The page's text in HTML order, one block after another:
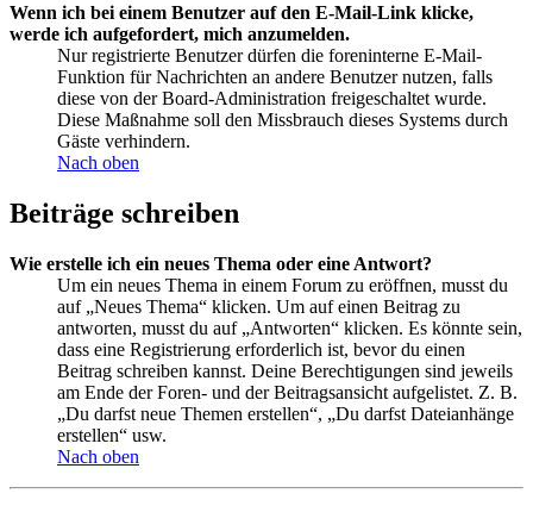
Wenn ich bei einem Benutzer auf den E-Mail-Link klicke,
werde ich aufgefordert, mich anzumelden.
Nur registrierte Benutzer dürfen die foreninterne E-Mail-
Funktion für Nachrichten an andere Benutzer nutzen, falls
diese von der Board-Administration freigeschaltet wurde.
Diese Maßnahme soll den Missbrauch dieses Systems durch
Gäste verhindern.
Nach oben
Beiträge schreiben
Wie erstelle ich ein neues Thema oder eine Antwort?
Um ein neues Thema in einem Forum zu eröffnen, musst du
auf „Neues Thema“ klicken. Um auf einen Beitrag zu
antworten, musst du auf „Antworten“ klicken. Es könnte sein,
dass eine Registrierung erforderlich ist, bevor du einen
Beitrag schreiben kannst. Deine Berechtigungen sind jeweils
am Ende der Foren- und der Beitragsansicht aufgelistet. Z. B.
„Du darfst neue Themen erstellen“, „Du darfst Dateianhänge
erstellen“ usw.
Nach oben